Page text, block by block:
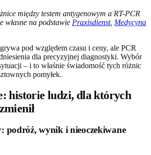
między testem antygenowym a RT-PCR
własne na podstawie Praxisdienst, Medycyna
pod względem czasu i ceny, ale PCR
dla precyzyjnej diagnostyki. Wybór
– i to właśnie świadomość tych różnic
pomyłek.
historie ludzi, dla których
podróż, wynik i nieoczekiwane